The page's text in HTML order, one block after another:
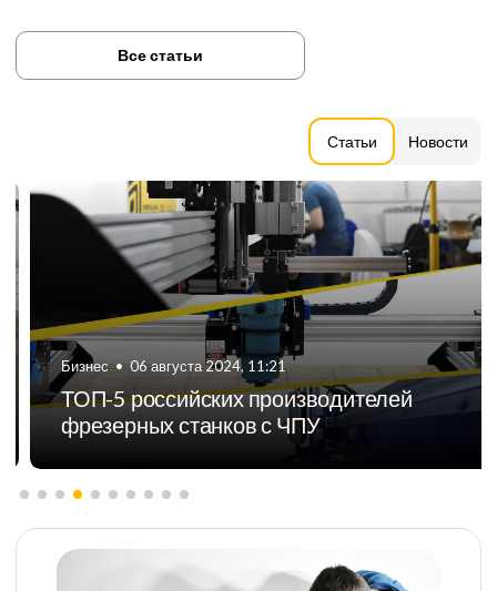
Статьи Новости
Все статьи
Бизнес • 06 августа 2024, 11:21
ТОП-5 российских производителей
фрезерных станков с ЧПУ